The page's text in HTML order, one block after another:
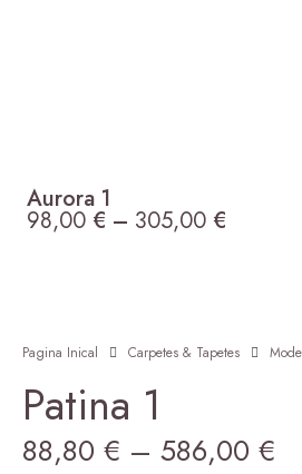
Aurora 1
98,00 € – 305,00 €
Pagina Inical Carpetes & Tapetes
Patina 1
88,80 € – 586,00 €